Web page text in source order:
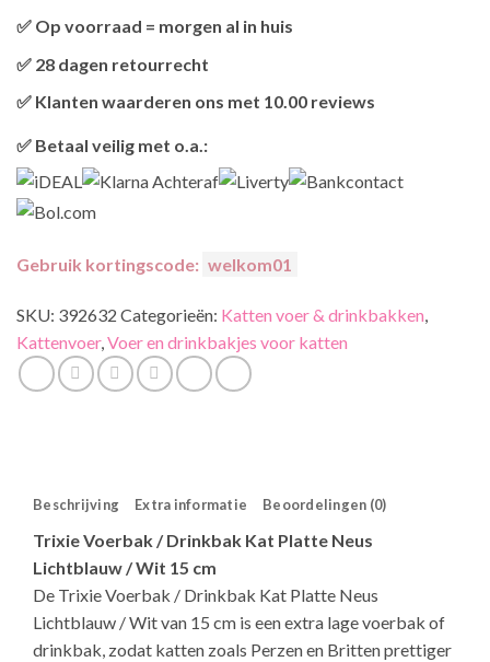
NEUS
LICHTBLAUW
WIT
hoeveelheid
bestellingen v.a. 45,00 worden gratis verzonden.
✅ Op voorraad = morgen al in huis
hetvandaag nog verzonden
✅ 28 dagen retourrecht
retourneren.
✅ Klanten waarderen ons met 10.00 reviews
✅ Betaal veilig met o.a.:
Gebruik kortingscode: welkom01
SKU: 392632 Categorieën: Katten voer & drinkbakken,
Kattenvoer,Voer en drinkbakjes voor katten
Beschrijving Extra informatie Beoordelingen (0)
Trixie Voerbak / Drinkbak Kat Platte Neus
Lichtblauw / Wit 15 cm
De Trixie Voerbak / Drinkbak Kat Platte Neus
Lichtblauw / Wit van 15 cm is een extra lage voerbak of
drinkbak, zodat katten zoals Perzen en Britten prettiger